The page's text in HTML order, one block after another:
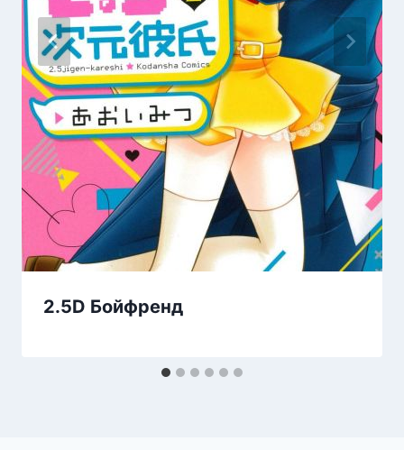
2.5D Бойфренд